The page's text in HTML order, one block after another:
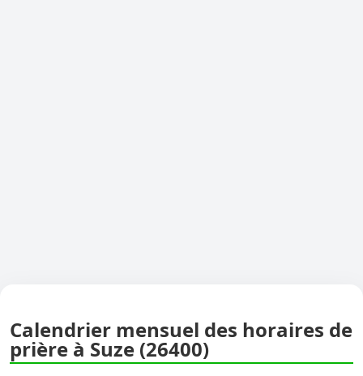
Calendrier mensuel des horaires de
prière à Suze (26400)